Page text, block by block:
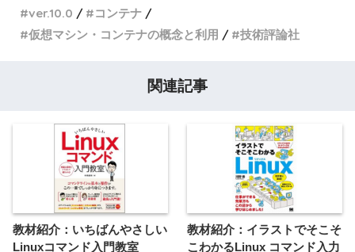
ver.10.0
コンテナ
仮想マシン・コンテナの概念と利用
技術評論社
関連記事
教材紹介：いちばんやさしい
Linuxコマンド入門教室
教材紹介：イラストでそこそ
こわかるLinux コマンド入力